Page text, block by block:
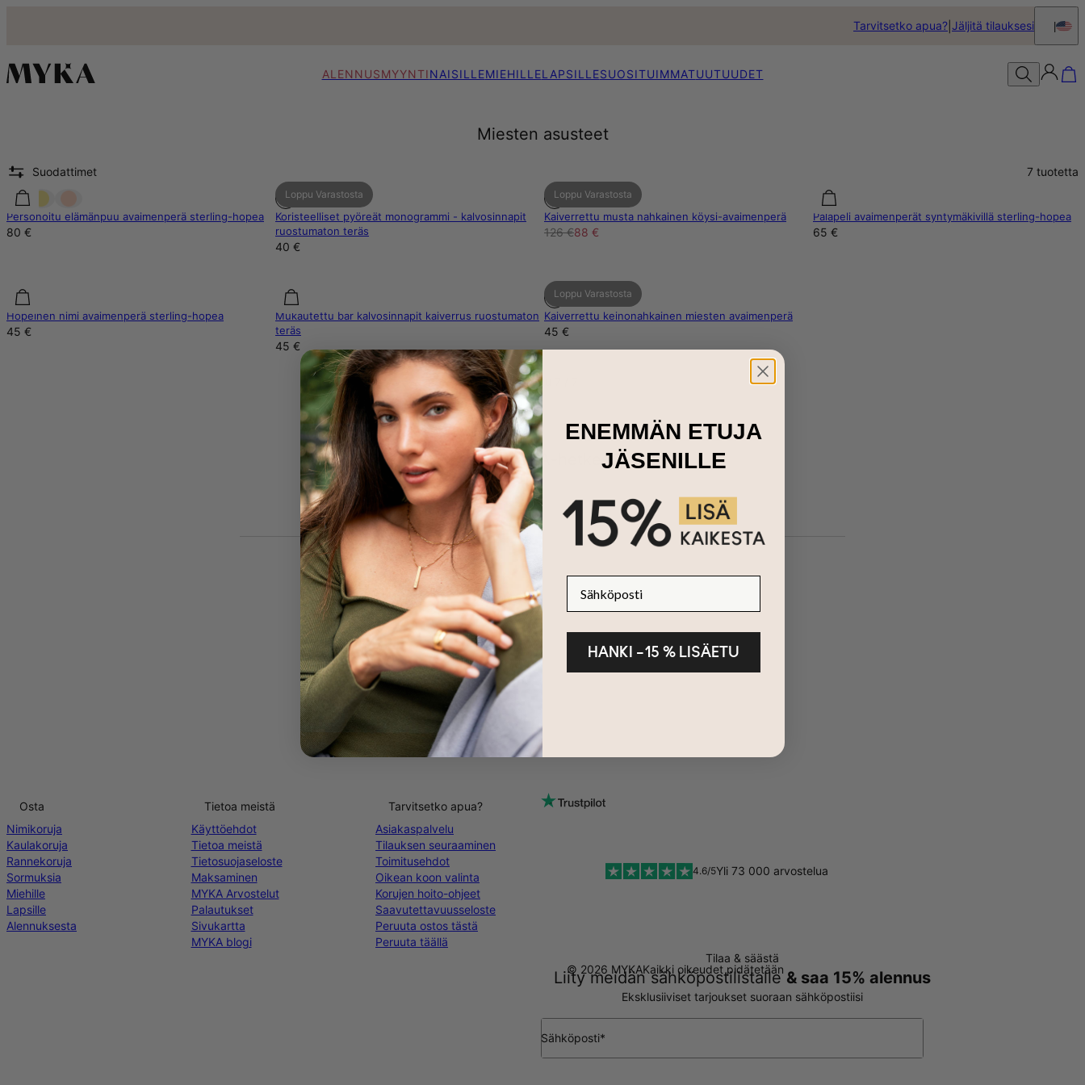
Tarvitsetko apua? Jäljitä tilauksesi
ALENNUSMYYNTINAISILLEMIEHILLELAPSILLESUOSITUIMMATUUTUUDET
Miesten asusteet
Suodattimet 7 tuotetta
Personoitu elämänpuu avaimenperä sterling-hopea
80 €
Loppu Varastosta
Koristeelliset pyöreät monogrammi - kalvosinnapit
ruostumaton teräs
40 €
Loppu Varastosta
Kaiverrettu musta nahkainen köysi-avaimenperä
126 €88 €
Palapeli avaimenperät syntymäkivillä sterling-hopea
65 €
Hopeinen nimi avaimenperä sterling-hopea
45 €
Mukautettu bar kalvosinnapit kaiverrus ruostumaton
teräs
45 €
Loppu Varastosta
Kaiverrettu keinonahkainen miesten avaimenperä
45 €
Katsottu 7 / 7
Jaa MYKA-hetkesi
Tilaa & säästä
Liity meidän sähköpostilistalle & saa 15% alennus
Eksklusiiviset tarjoukset suoraan sähköpostiisi
Sähköposti*
Osta
Nimikoruja
Kaulakoruja
Rannekoruja
Sormuksia
Miehille
Lapsille
Alennuksesta
Tietoa meistä
Käyttöehdot
Tietoa meistä
Tietosuojaseloste
Maksaminen
MYKA Arvostelut
Palautukset
Sivukartta
MYKA blogi
Tarvitsetko apua?
Asiakaspalvelu
Tilauksen seuraaminen
Toimitusehdot
Oikean koon valinta
Korujen hoito-ohjeet
Saavutettavuusseloste
Peruuta ostos tästä
Peruuta täällä
4.6/5Yli 73 000 arvostelua
© 2026 MYKAKaikki oikeudet pidätetään
ENEMMÄN ETUJA
JÄSENILLE
HANKI –15 % LISÄETU